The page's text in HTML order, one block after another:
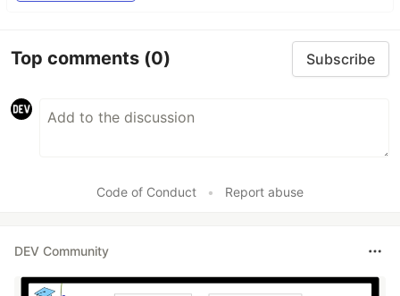
Top comments (0) Subscribe
Code of Conduct • Report abuse
DEV Community